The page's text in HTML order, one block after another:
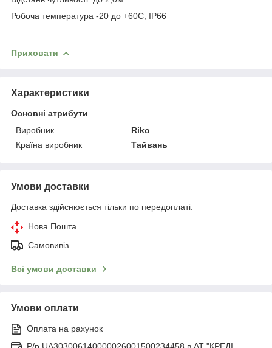
Робоча температура -20 до +60C, IP66
Приховати
Характеристики
Основні атрибути
Виробник
Riko
Країна виробник
Тайвань
Умови доставки
Доставка здійснюється тільки по передоплаті.
Нова Пошта
Самовивіз
Всі умови доставки
Умови оплати
Оплата на рахунок
Р/р UA303006140000026001500234458 в АТ "КРЕДІ